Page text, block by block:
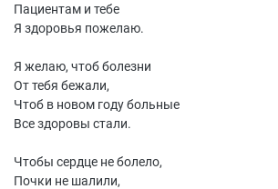
Пациентам и тебе
Я здоровья пожелаю.
Я желаю, чтоб болезни
От тебя бежали,
Чтоб в новом году больные
Все здоровы стали.
Чтобы сердце не болело,
Почки не шалили,